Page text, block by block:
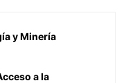
y Minería
a la